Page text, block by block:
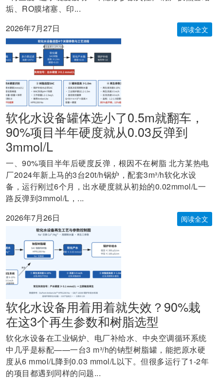
垢、RO膜堵塞、印...
2026年7月27日
阅读全文
软化水设备罐体选小了0.5m就翻车，
90%项目半年硬度就从0.03反弹到
3mmol/L
一、90%项目半年后硬度反弹，根因不在树脂 北方某热电
厂2024年新上马的3台20t/h锅炉，配套3m³/h软化水设
备，运行刚过6个月，出水硬度就从初始的0.02mmol/L一
路反弹到3mmol/L，...
2026年7月26日
阅读全文
软化水设备用着用着就失效？90%栽
在这3个再生参数和树脂选型
软化水设备在工业锅炉、电厂补给水、中央空调循环系统
中几乎是标配——一台3 m³/h的钠型树脂罐，能把原水硬
度从6 mmol/L降到0.03 mmol/L以下。但很多运行了1-2年
的项目都遇到同样的问题...